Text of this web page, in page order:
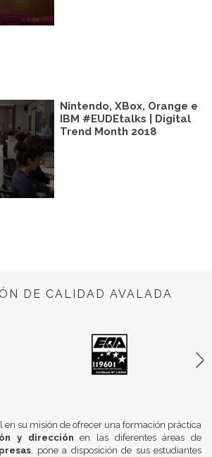
Nintendo, XBox, Orange e
IBM #EUDEtalks | Digital
Trend Month 2018
DE CALIDAD AVALADA
en su misión de ofrecer una formación práctica
y dirección en las diferentes áreas de
, pone a disposición de sus estudiantes